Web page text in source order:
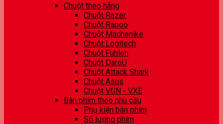
Chuột theo hãng
Chuột Razer
Chuột Rapoo
Chuột Machenike
Chuột Logitech
Chuột Fuhlen
Chuột DareU
Chuột Attack Shark
Chuột Asus
Chuột VGN - VXE
Bàn phím theo nhu cầu
Phụ kiện bàn phím
Số lượng phím